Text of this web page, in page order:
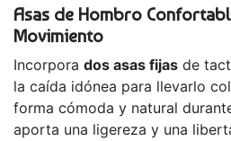
Asas de Hombro
Movimiento
Incorpora dos asas fijas de
la caída idónea para llevarlo
forma cómoda y natural
aporta una ligereza y una